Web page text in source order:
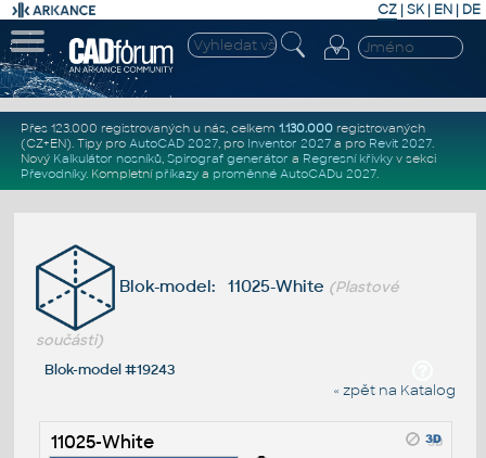
CZ | SK| EN | DE
Přes 123.000 registrovaných u nás, celkem 1.130.000registrovaných
(CZ+EN). Tipy pro AutoCAD 2027, pro Inventor 2027a pro Revit 2027.
Nový Kalkulátor nosníků, Spirograf generátor a Regresní křivkyv sekci
Převodníky. Kompletní příkazya proměnné AutoCADu 2027.
Blok-model: 11025-White (Plastové
součásti)
Blok-model #19243
« zpět na Katalog
11025-White